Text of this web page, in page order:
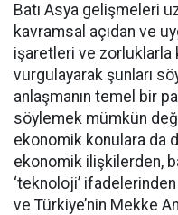
Batı Asya gelişmeleri
kavramsal açıdan ve
işaretleri ve zorluklarla
vurgulayarak şunları
anlaşmanın temel bir
söylemek mümkün
ekonomik konulara da
ekonomik ilişkilerden,
‘teknoloji’
ve Türkiye’nin Mekke